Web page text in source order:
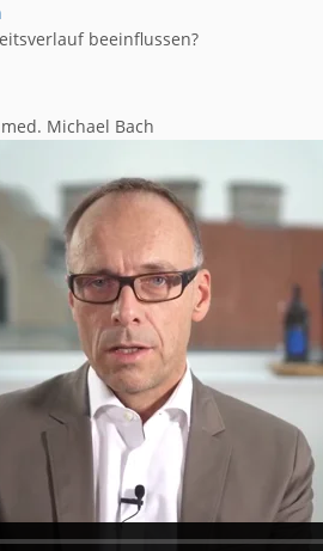
beeinflussen?
Michael Bach